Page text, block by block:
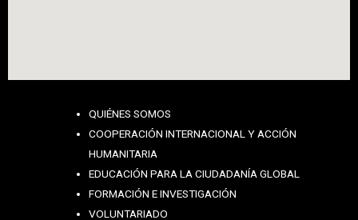
QUIÉNES SOMOS
COOPERACIÓN INTERNACIONAL Y ACCIÓN
HUMANITARIA
EDUCACIÓN PARA LA CIUDADANÍA GLOBAL
FORMACIÓN E INVESTIGACIÓN
VOLUNTARIADO